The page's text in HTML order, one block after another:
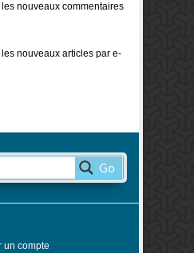
nouveaux commentaires
nouveaux articles par e-
Go
un compte